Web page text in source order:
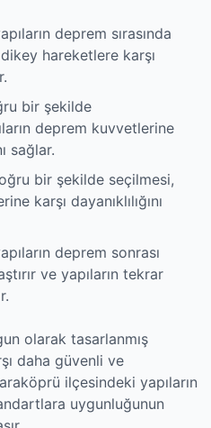
deprem sırasında
hareketlere karşı
bir şekilde
deprem kuvvetlerine
sağlar.
bir şekilde seçilmesi,
karşı dayanıklılığını
deprem sonrası
ve yapıların tekrar
olarak tasarlanmış
daha güvenli ve
ilçesindeki yapıların
uygunluğunun